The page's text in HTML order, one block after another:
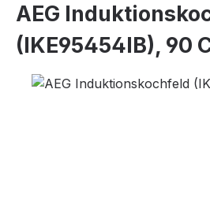
AEG
(IKE95454IB), 90
Bildergalerie überspringen